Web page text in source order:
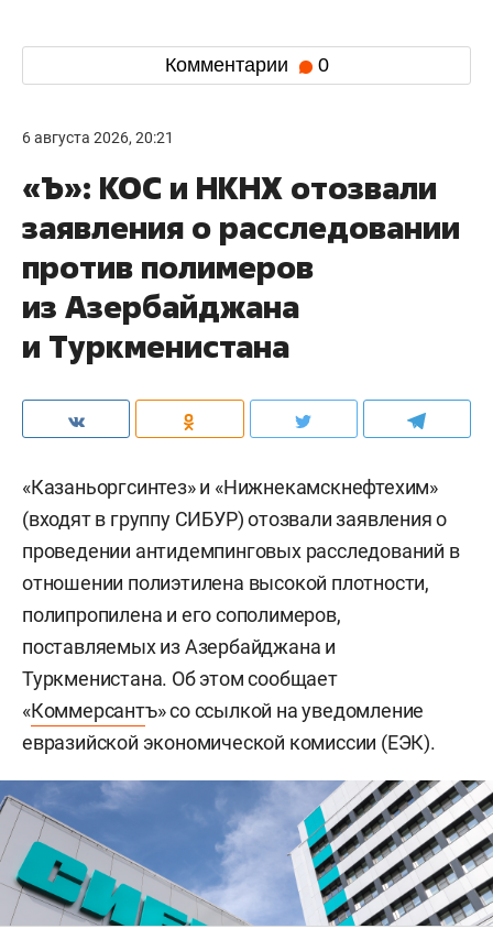
Комментарии 0
6 августа 2026, 20:21
«Ъ»: КОС и НКНХ отозвали
заявления о расследовании
против полимеров
из Азербайджана
и Туркменистана
«Казаньоргсинтез» и «Нижнекамскнефтехим»
(входят в группу СИБУР) отозвали заявления о
проведении антидемпинговых расследований в
отношении полиэтилена высокой плотности,
полипропилена и его сополимеров,
поставляемых из Азербайджана и
Туркменистана. Об этом сообщает
«Коммерсантъ» со ссылкой на уведомление
евразийской экономической комиссии (ЕЭК).